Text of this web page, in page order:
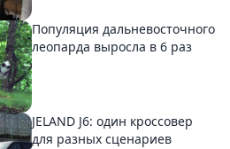
Популяция дальневосточного
леопарда выросла в 6 раз
JELAND J6: один кроссовер
для разных сценариев